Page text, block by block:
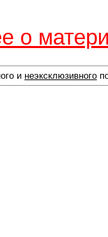
о
и неэксклюзивного